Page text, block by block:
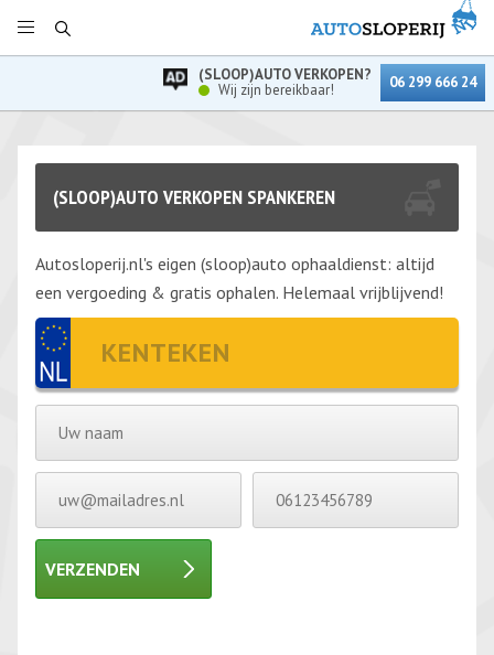
(SLOOP)AUTO VERKOPEN?
Wij zijn bereikbaar!
06 299 666 24
(SLOOP)AUTO VERKOPEN SPANKEREN
Autosloperij.nl's eigen (sloop)auto ophaaldienst: altijd
een vergoeding & gratis ophalen. Helemaal vrijblijvend!
VERZENDEN